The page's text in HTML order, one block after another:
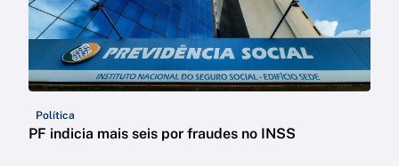
Política
PF indicia mais seis por fraudes no INSS